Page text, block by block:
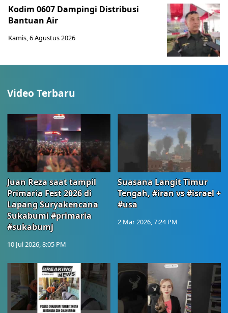
Kodim 0607 Dampingi Distribusi
Bantuan Air
Kamis, 6 Agustus 2026
Video Terbaru
Juan Reza saat tampil
Primaria Fest 2026 di
Lapang Suryakencana
Sukabumi #primaria
#sukabumj
10 Jul 2026, 8:05 PM
Suasana Langit Timur
Tengah, #iran vs #israel +
#usa
2 Mar 2026, 7:24 PM